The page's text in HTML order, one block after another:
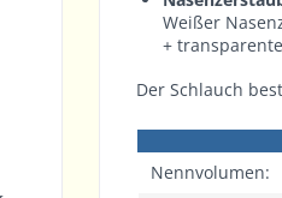
Weißer
+
Der Schlauch
Nennvolumen: